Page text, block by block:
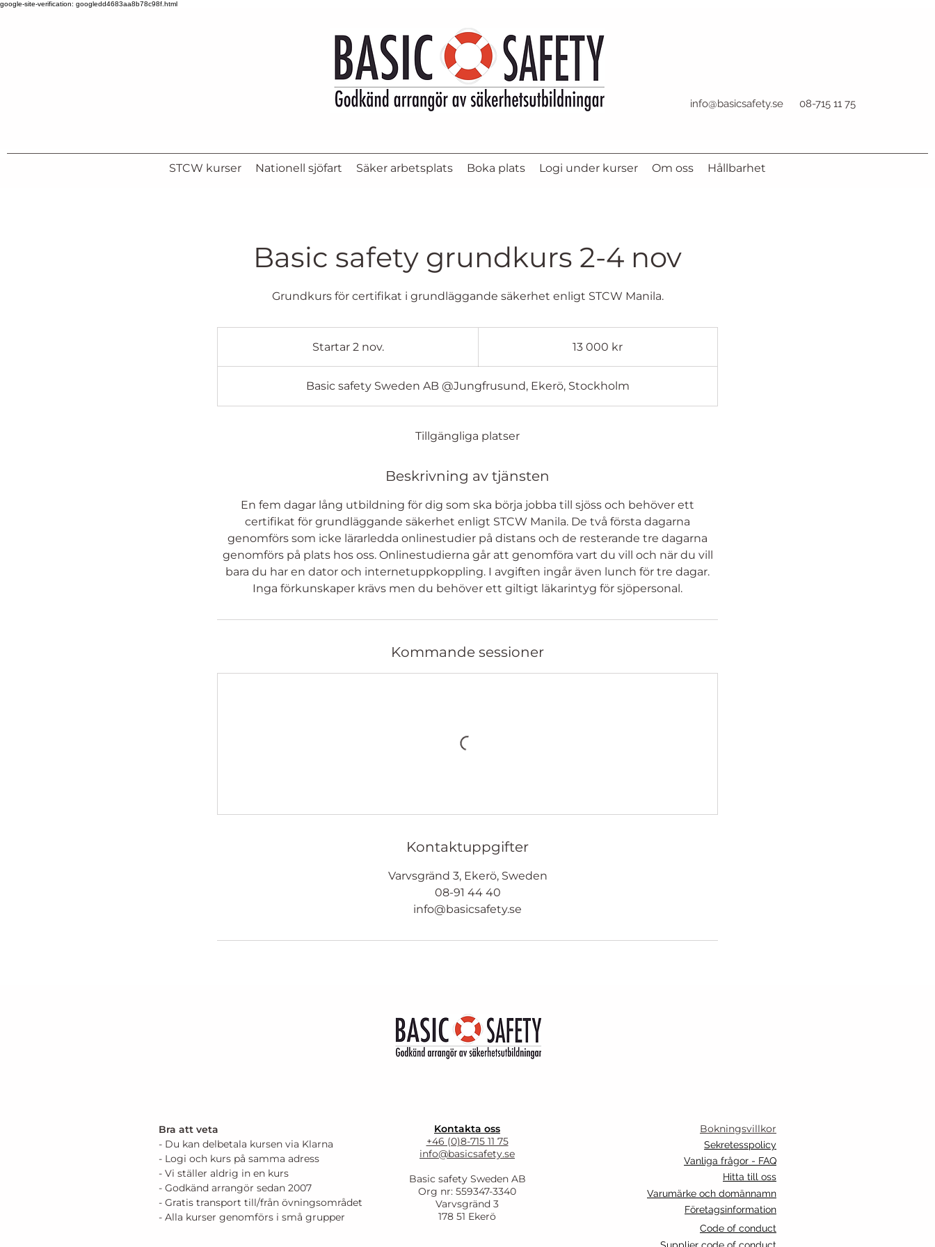
google-site-verification: googledd4683aa8b78c98f.html
info@basicsafety.se 08-715 11 75
STCW kurser Nationell sjöfart Säker arbetsplats Boka plats Logi under kurser Om oss Hållbarhet
Basic safety grundkurs 2-4 nov
Grundkurs för certifikat i grundläggande säkerhet enligt STCW Manila.
Startar 2 nov.S
t
a
n
o
.
13 000 kr
Basic safety Sweden AB @Jungfrusund, Ekerö, Stockholm
Tillgängliga platser
Beskrivning av tjänsten
En fem dagar lång utbildning för dig som ska börja jobba till sjöss och behöver ett
certifikat för grundläggande säkerhet enligt STCW Manila. De två första dagarna
genomförs som icke lärarledda onlinestudier på distans och de resterande tre dagarna
genomförs på plats hos oss. Onlinestudierna går att genomföra vart du vill och när du vill
bara du har en dator och internetuppkoppling. I avgiften ingår även lunch för tre dagar.
Inga förkunskaper krävs men du behöver ett giltigt läkarintyg för sjöpersonal.
Kommande sessioner
Kontaktuppgifter
Varvsgränd 3, Ekerö, Sweden
08-91 44 40
info@basicsafety.se
Bra att veta
- Du kan delbetala kursen via Klarna
- Logi och kurs på samma adress
- Vi ställer aldrig in en kurs
- Godkänd arrangör sedan 2007
- Gratis transport till/från övningsområdet
- Alla kurser genomförs i små grupper
Kontakta oss
+46 (0)8-715 11 75
info@basicsafety.se
Basic safety Sweden AB
Org nr: 559347-3340
Varvsgränd 3
178 51 Ekerö
Bokningsvillkor
Sekretesspolicy
Vanliga frågor - FAQ
Hitta till oss
Varumärke och domännamn
Företagsinformation
Code of conduct